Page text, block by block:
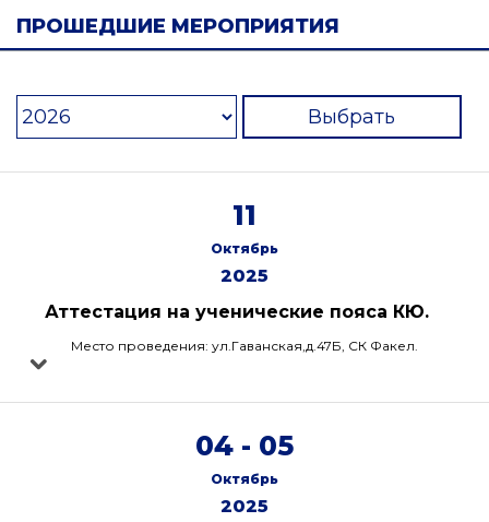
ПРОШЕДШИЕ МЕРОПРИЯТИЯ
Выбрать
11
Октябрь
2025
Аттестация на ученические пояса КЮ.
Место проведения: ул.Гаванская,д.47Б, СК Факел.
04 - 05
Октябрь
2025